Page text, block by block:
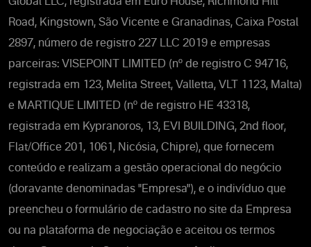
Road, Kingstown, São Vicente e Granadinas, Caixa Postal
2897, número de registro 227 LLC 2019 e empresas
parceiras: VISEPOINT LIMITED (nº de registro C 94716,
registrada em 123, Melita Street, Valletta, VLT 1123, Malta)
e MARTIQUE LIMITED (nº de registro HE 43318,
registrada em Kypranoros, 13, EVI BUILDING, 2nd floor,
Flat/Office 201, 1061, Nicósia, Chipre), que fornecem
conteúdo e realizam a gestão operacional do negócio
(doravante denominadas "Empresa"), e o indivíduo que
preencheu o formulário de cadastro no site da Empresa
ou na plataforma de negociação e aceitou os termos